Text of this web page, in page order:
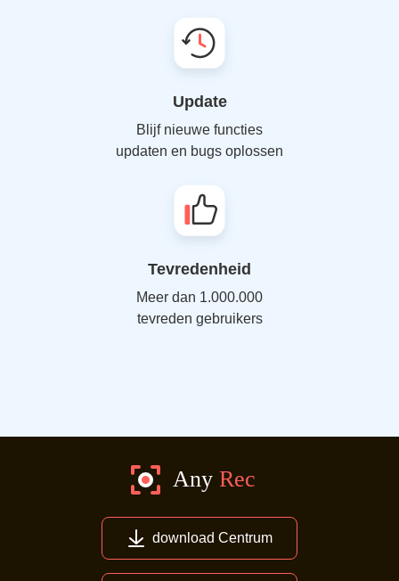
Update
Blijf nieuwe functies
updaten en bugs oplossen
Tevredenheid
Meer dan 1.000.000
tevreden gebruikers
download Centrum